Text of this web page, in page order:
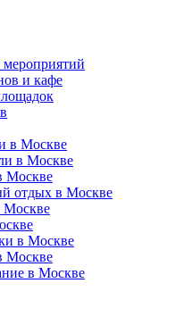
и кафе
в Москве
в Москве
Москве
отдых в Москве
Москве
в Москве
Москве
в Москве